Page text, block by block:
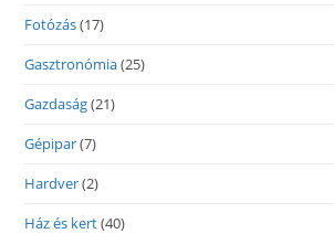
Fotózás(17)
Gasztronómia(25)
Gazdaság(21)
Gépipar(7)
Hardver(2)
Ház és kert(40)